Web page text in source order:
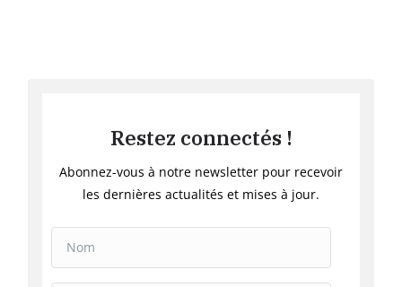
Restez connectés !
Abonnez-vous à notre newsletter pour recevoir
les dernières actualités et mises à jour.